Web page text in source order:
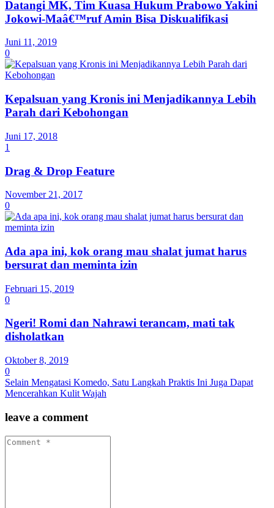
Datangi MK, Tim Kuasa Hukum Prabowo Yakini
Jokowi-Maâ€™ruf Amin Bisa Diskualifikasi
Juni 11, 2019
0
Kepalsuan yang Kronis ini Menjadikannya Lebih
Parah dari Kebohongan
Juni 17, 2018
1
Drag & Drop Feature
November 21, 2017
0
Ada apa ini, kok orang mau shalat jumat harus
bersurat dan meminta izin
Februari 15, 2019
0
Ngeri! Romi dan Nahrawi terancam, mati tak
disholatkan
Oktober 8, 2019
0
Selain Mengatasi Komedo, Satu Langkah Praktis Ini Juga Dapat
Mencerahkan Kulit Wajah
leave a comment